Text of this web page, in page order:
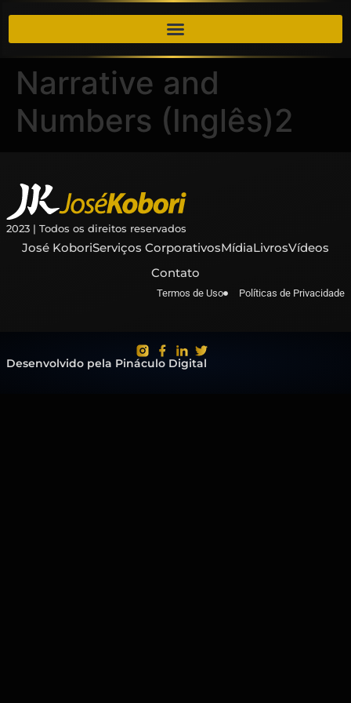
​​Narrative and
Numbers (Inglês)2
2023 | Todos os direitos reservados
José KoboriServiços CorporativosMídiaLivrosVídeos
Contato
Termos de Uso Políticas de Privacidade
Desenvolvido pela Pináculo Digital